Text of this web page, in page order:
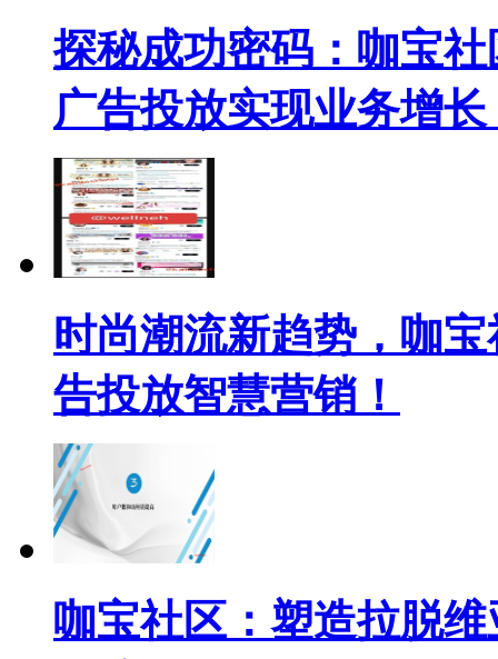
探秘成功密码：咖宝
广告投放实现业务增长
时尚潮流新趋势，咖
告投放智慧营销！
咖宝社区：塑造拉脱